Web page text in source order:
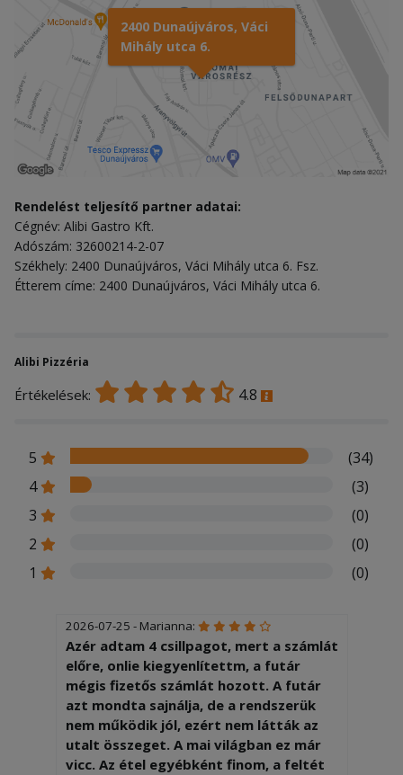
2400 Dunaújváros, Váci
Mihály utca 6.
Rendelést teljesítő partner adatai:
Cégnév: Alibi Gastro Kft.
Adószám: 32600214-2-07
Székhely: 2400 Dunaújváros, Váci Mihály utca 6. Fsz.
Étterem címe: 2400 Dunaújváros, Váci Mihály utca 6.
Alibi Pizzéria
Értékelések: 4.8
5
(34)
4
(3)
3
(0)
2
(0)
1
(0)
2026-07-25 - Marianna:
Azér adtam 4 csillpagot, mert a számlát
előre, onlie kiegyenlítettm, a futár
mégis fizetős számlát hozott. A futár
azt mondta sajnálja, de a rendszerük
nem működik jól, ezért nem látták az
utalt összeget. A mai világban ez már
vicc. Az étel egyébként finom, a feltét